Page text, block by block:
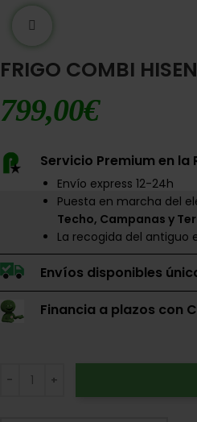
FRIGO COMBI
799,00€
Servicio Premium en la
Envío express 12-24h
Puesta en marcha del
Techo, Campanas y
La recogida del antiguo
Envíos disponibles
Financia a plazos con